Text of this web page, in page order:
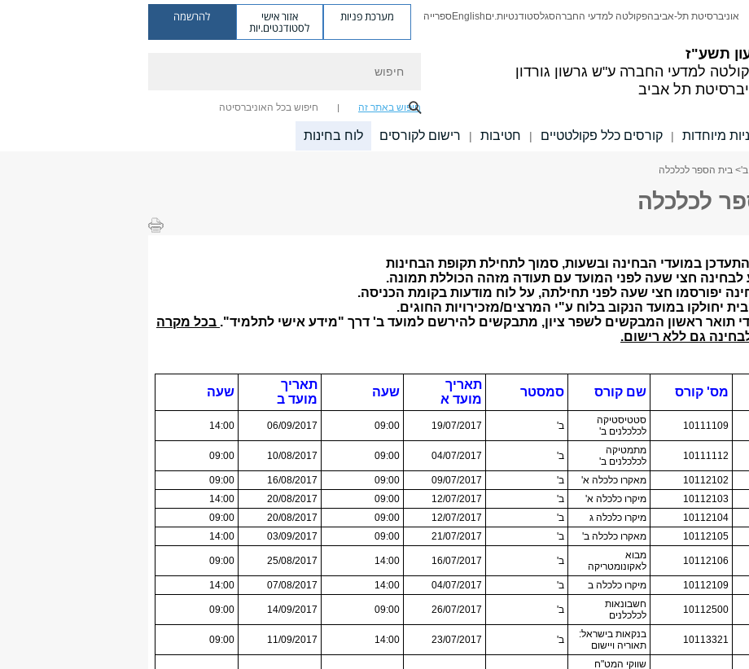
תשע"ז
למדעי החברה ע"ש גרשון גורדון
תל אביב
אוניברסיטת תל-אביבהפקולטה למדעי החברהסגלסטודנטיות.יםEnglishספרייה מערכת פניות אזור אישי
לסטודנטים.יות
להרשמה
חיפוש באתר זה חיפוש בכל האוניברסיטה
מיוחדות | קורסים כלל פקולטטיים | חטיבות | רישום לקורסים לוח בחינות
> בית הספר לכלכלה
לכלכלה